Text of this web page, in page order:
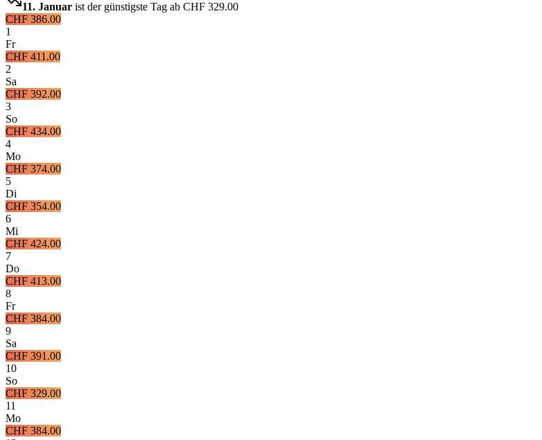
11. Januar ist der günstigste Tag ab CHF 329.00
CHF 386.00
1
Fr
CHF 411.00
2
Sa
CHF 392.00
3
So
CHF 434.00
4
Mo
CHF 374.00
5
Di
CHF 354.00
6
Mi
CHF 424.00
7
Do
CHF 413.00
8
Fr
CHF 384.00
9
Sa
CHF 391.00
10
So
CHF 329.00
11
Mo
CHF 384.00